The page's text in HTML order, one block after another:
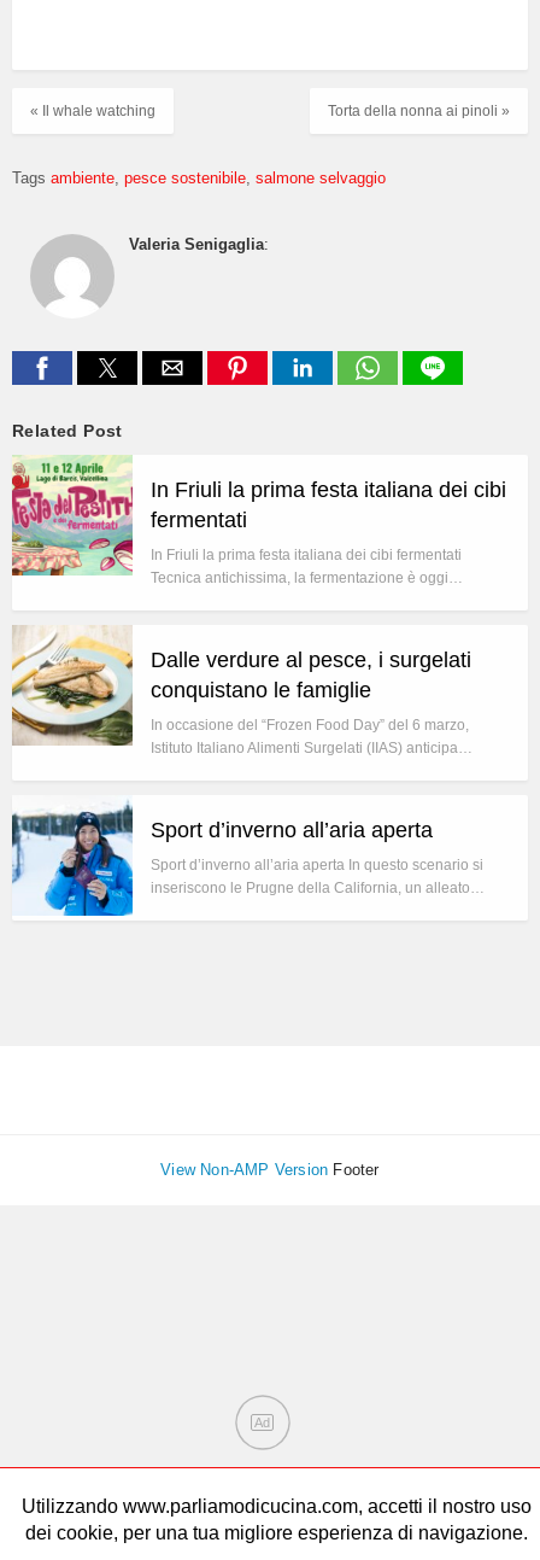
Torta della nonna ai pinoli »
« Il whale watching
Tags ambiente pesce sostenibile salmone selvaggio
Valeria Senigaglia:
Related Post
In Friuli la prima festa italiana dei cibi
fermentati
In Friuli la prima festa italiana dei cibi fermentati
Tecnica antichissima, la fermentazione è oggi…
Dalle verdure al pesce, i surgelati
conquistano le famiglie
In occasione del “Frozen Food Day” del 6 marzo,
Istituto Italiano Alimenti Surgelati (IIAS) anticipa…
Sport d’inverno all’aria aperta
Sport d’inverno all’aria aperta In questo scenario si
inseriscono le Prugne della California, un alleato…
View Non-AMP Version Footer
Utilizzando www.parliamodicucina.com, accetti il nostro uso
dei cookie, per una tua migliore esperienza di navigazione.
Ad